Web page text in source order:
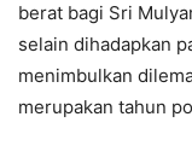
berat bagi Sri
selain dihadapkan
menimbulkan
merupakan tahun